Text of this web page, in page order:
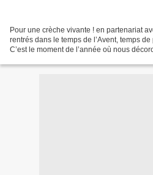
Pour une crèche vivante ! en partenariat
rentrés dans le temps de l’Avent, temps de
C’est le moment de l’année où nous